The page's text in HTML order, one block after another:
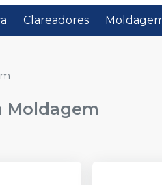
Clareadores
Moldagem